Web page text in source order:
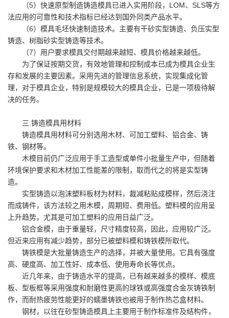
（5）快速原型制造铸造模具已进入实用阶段，LOM、SLS等方
法应用的可靠性和技术指标已经达到国外同类产品水平。
（6）模具毛坯快速制造技术。主要有干砂实型铸造、负压实型
铸造、树脂砂实型铸造等技术。
（7）用户要求模具交付期越来越短、模具价格越来越低。
为了保证按期交货，有效地管理和控制成本已成为模具企业生
存和发展的主要因素。采用先进的管理信息系统，实现集成化管
理，对于模具企业，特别是规模较大的模具企业，已是一项极待解
决的任务。
三.铸造模具用材料
铸造模具用材料可分别选用木材、可加工塑料、铝合金、铸
铁、钢材等。
木模目前仍广泛应用于手工造型或单件小批量生产中，但随着
环境保护要求和木材加工性能差的限制，取而代之的将是实型铸
造。
实型铸造以泡沫塑料板材为材料，裁减粘贴成模样，然后浇注
而成铸件，该方法较之用木模，周期短、费用低。塑料模的应用呈
上升趋势，尤其是可加工塑料的应用日益广泛。
铝合金模，由于重量轻，尺寸精度较高，因此，应用较广泛。
但近来应用有减少趋势，部分已被塑料模和铸铁模所取代。
铸铁模是大批量铸造生产的选择，并被大量使用。它具有强度
高、硬度高、加工性好、成本低、使用寿命长等优点。
近几年来，由于铸造水平的提高，已有越来越多的模样、模底
板、型板框等采用强度和耐磨性更高的球铁或高强度合金灰铸铁制
作，而耐热疲劳性能更好的蠕墨铸铁也被用于制作热芯盒材料。
钢材，以往在砂型铸造模具上主要用于制作标准件及结构件，